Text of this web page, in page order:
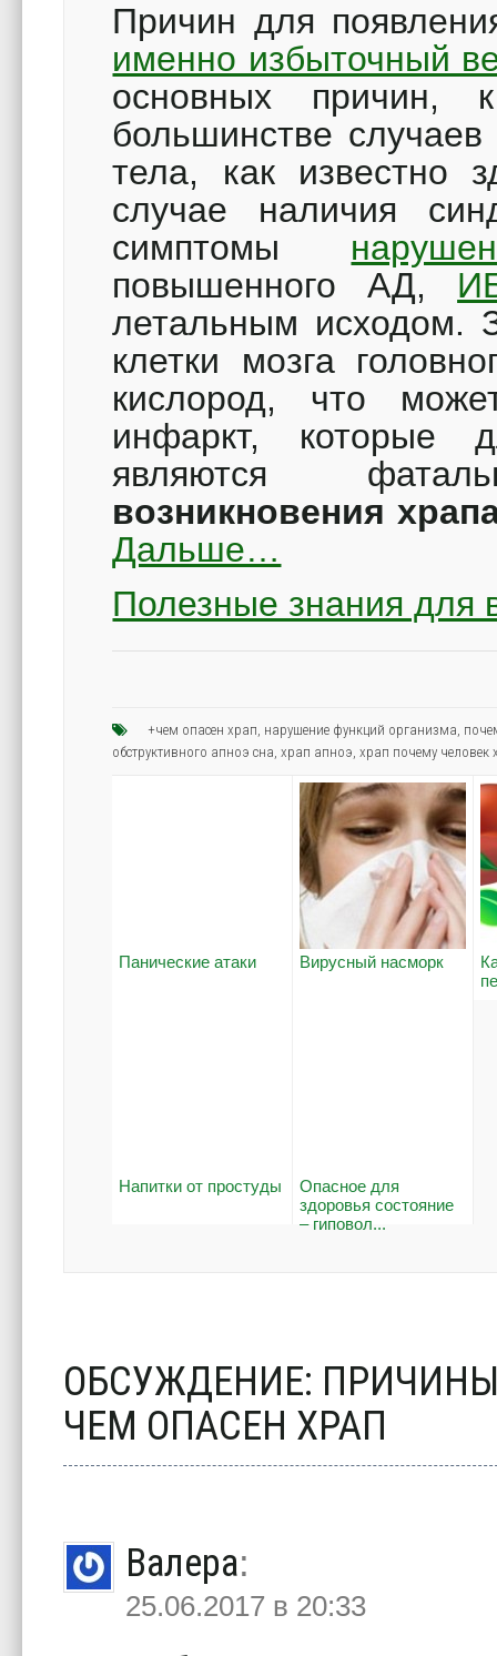
Причин для
именно избыточный
основных
большинстве
тела, как известно
случае наличия
симптомы
повышенного АД,
летальным исходом.
клетки мозга
кислород, что
инфаркт, которые
являются
возникновения
Дальше…
Полезные знания для
+чем опасен храп, нарушение функций организма,
обструктивного апноэ сна,храп апноэ,храп почему человек
Панические атаки Вирусный насморк
Напитки от простуды
Опасное для
здоровья состояние
– гиповол...
ОБСУЖДЕНИЕ:
ЧЕМ ОПАСЕН ХРАП
Валера:
25.06.2017 в 20:33